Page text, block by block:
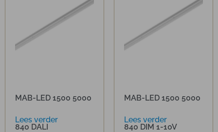
MAB-LED 1500 5000
840 DALI
Lees verder
MAB-LED 1500 5000
840 DIM 1-10V
Lees verder